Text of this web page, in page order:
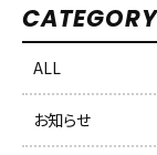
ALL
お知らせ